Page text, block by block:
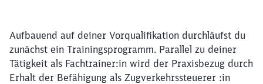
Aufbauend auf deiner Vorqualifikation durchläufst du
zunächst ein Trainingsprogramm. Parallel zu deiner
Tätigkeit als Fachtrainer:in wird der Praxisbezug durch
Erhalt der Befähigung als Zugverkehrssteuerer :in